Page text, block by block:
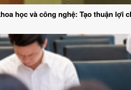
học và công nghệ: Tạo thuận lợi